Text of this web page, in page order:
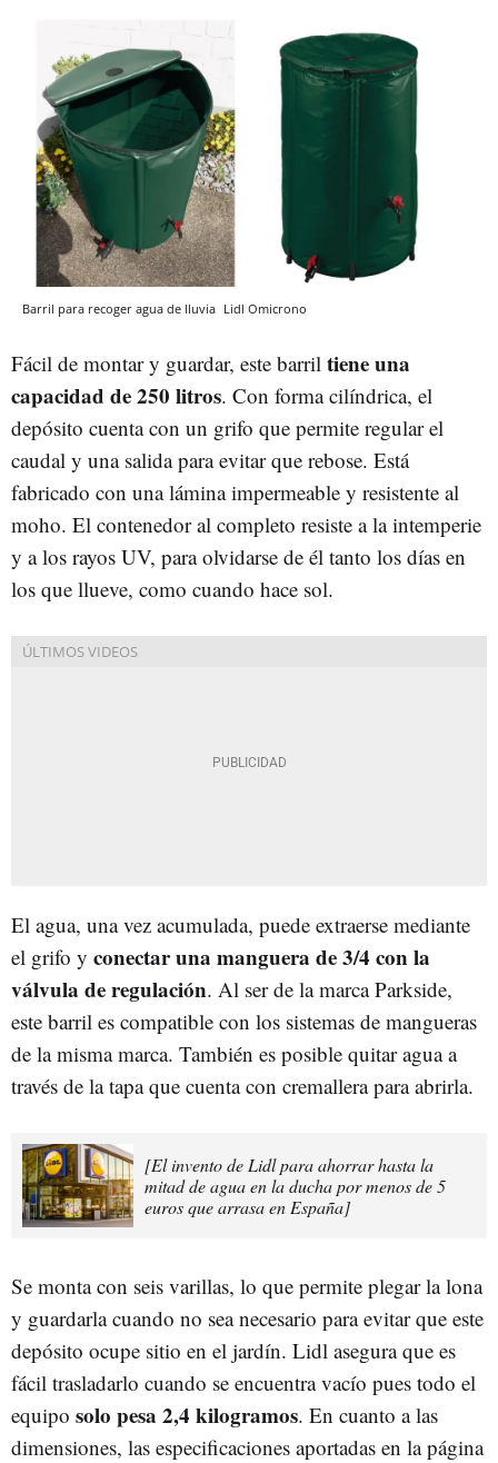
Barril para recoger agua de lluvia Lidl Omicrono
Fácil de montar y guardar, este barril tiene una
capacidad de 250 litros. Con forma cilíndrica, el
depósito cuenta con un grifo que permite regular el
caudal y una salida para evitar que rebose. Está
fabricado con una lámina impermeable y resistente al
moho. El contenedor al completo resiste a la intemperie
y a los rayos UV, para olvidarse de él tanto los días en
los que llueve, como cuando hace sol.
El agua, una vez acumulada, puede extraerse mediante
el grifo y conectar una manguera de 3/4 con la
válvula de regulación. Al ser de la marca Parkside,
este barril es compatible con los sistemas de mangueras
de la misma marca. También es posible quitar agua a
través de la tapa que cuenta con cremallera para abrirla.
[El invento de Lidl para ahorrar hasta la
mitad de agua en la ducha por menos de 5
euros que arrasa en España]
Se monta con seis varillas, lo que permite plegar la lona
y guardarla cuando no sea necesario para evitar que este
depósito ocupe sitio en el jardín. Lidl asegura que es
fácil trasladarlo cuando se encuentra vacío pues todo el
equipo solo pesa 2,4 kilogramos. En cuanto a las
dimensiones, las especificaciones aportadas en la página